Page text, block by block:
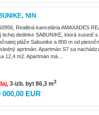
NIN
Realitná kancelária AMAXADES
tichej dedinke SABUNIKE, ktorá susedí
pláže Sabunike a 800 m od
aprtmán: Apartmán S7 sa
12,4 m2. Apartmán má...
3-izb. byt 86,3 m2
000,00 EUR